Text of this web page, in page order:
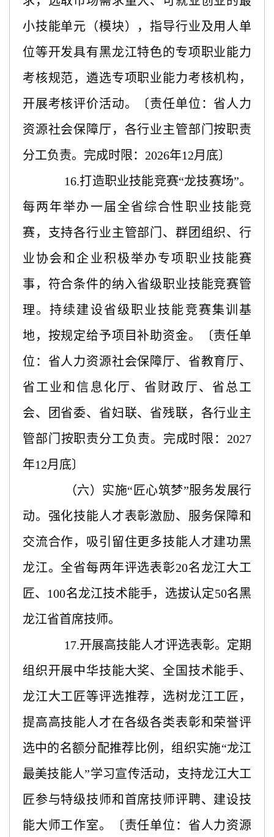
小技能单元（模块），指导行业及用人单
位等开发具有黑龙江特色的专项职业能力
考核规范，遴选专项职业能力考核机构，
开展考核评价活动。〔责任单位：省人力
资源社会保障厅，各行业主管部门按职责
分工负责。完成时限：2026年12月底〕
16.打造职业技能竞赛“龙技赛场”。
每两年举办一届全省综合性职业技能竞
赛，支持各行业主管部门、群团组织、行
业协会和企业积极举办专项职业技能赛
事，符合条件的纳入省级职业技能竞赛管
理。持续建设省级职业技能竞赛集训基
地，按规定给予项目补助资金。〔责任单
位：省人力资源社会保障厅、省教育厅、
省工业和信息化厅、省财政厅、省总工
会、团省委、省妇联、省残联，各行业主
管部门按职责分工负责。完成时限：2027
年12月底〕
（六）实施“匠心筑梦”服务发展行
动。强化技能人才表彰激励、服务保障和
交流合作，吸引留住更多技能人才建功黑
龙江。全省每两年评选表彰20名龙江大工
匠、100名龙江技术能手，选拔认定50名黑
龙江省首席技师。
17.开展高技能人才评选表彰。定期
组织开展中华技能大奖、全国技术能手、
龙江大工匠等评选推荐，选树龙江工匠，
提高高技能人才在各级各类表彰和荣誉评
选中的名额分配推荐比例，组织实施“龙江
最美技能人”学习宣传活动，支持龙江大工
匠参与特级技师和首席技师评聘、建设技
能大师工作室。〔责任单位：省人力资源